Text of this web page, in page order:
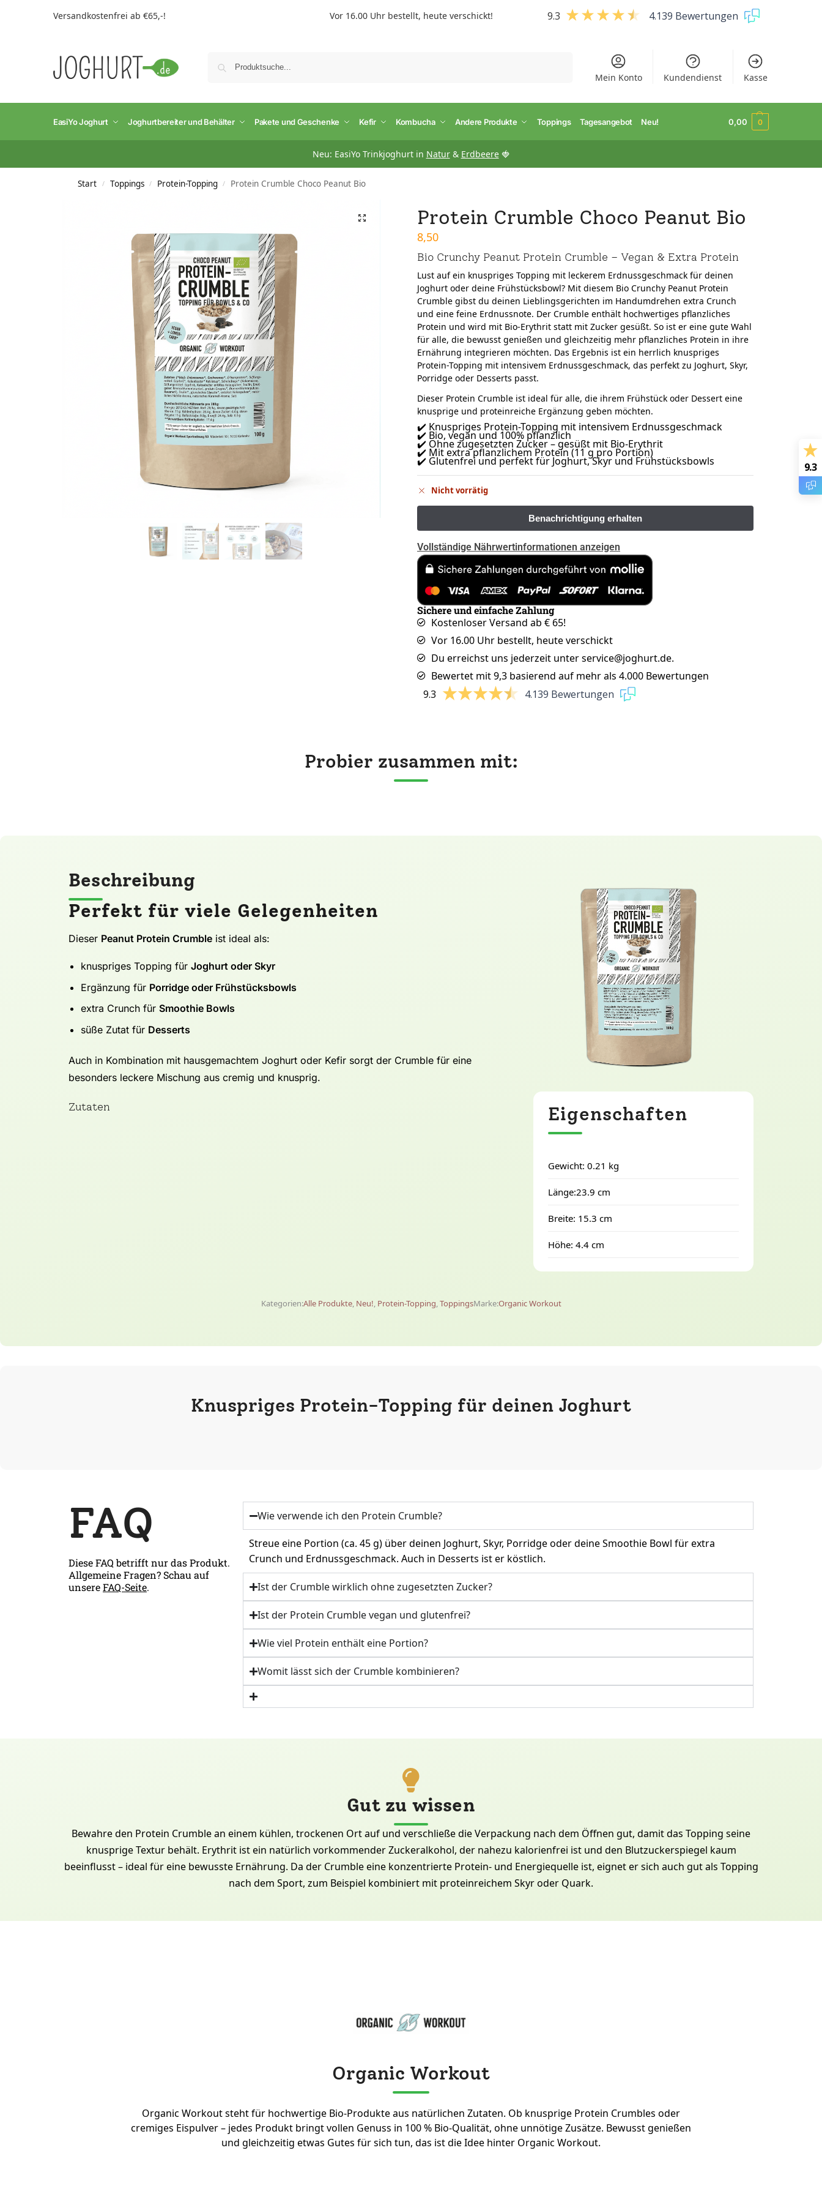
Versandkostenfrei ab €65,-! Vor 16.00 Uhr bestellt, heute verschickt! 9.3 4.139 Bewertungen
Mein Konto Kundendienst Kasse
EasiYo Joghurt Joghurtbereiter und Behälter Pakete und Geschenke Kefir Kombucha Andere Produkte Toppings Tagesangebot Neu! 0,00 0
Neu: EasiYo Trinkjoghurt in Natur& Erdbeere🍓
Start / Toppings / Protein-Topping / Protein Crumble Choco Peanut Bio
Protein Crumble Choco Peanut Bio
8,50
Bio Crunchy Peanut Protein Crumble – Vegan & Extra Protein
Lust auf ein knuspriges Topping mit leckerem Erdnussgeschmack für deinen
Joghurt oder deine Frühstücksbowl? Mit diesem Bio Crunchy Peanut Protein
Crumble gibst du deinen Lieblingsgerichten im Handumdrehen extra Crunch
und eine feine Erdnussnote. Der Crumble enthält hochwertiges pflanzliches
Protein und wird mit Bio-Erythrit statt mit Zucker gesüßt. So ist er eine gute Wahl
für alle, die bewusst genießen und gleichzeitig mehr pflanzliches Protein in ihre
Ernährung integrieren möchten. Das Ergebnis ist ein herrlich knuspriges
Protein-Topping mit intensivem Erdnussgeschmack, das perfekt zu Joghurt, Skyr,
Porridge oder Desserts passt.
Dieser Protein Crumble ist ideal für alle, die ihrem Frühstück oder Dessert eine
knusprige und proteinreiche Ergänzung geben möchten.
✔️ Knuspriges Protein-Topping mit intensivem Erdnussgeschmack
✔️ Bio, vegan und 100% pflanzlich
✔️ Ohne zugesetzten Zucker – gesüßt mit Bio-Erythrit
✔️ Mit extra pflanzlichem Protein (11 g pro Portion)
✔️ Glutenfrei und perfekt für Joghurt, Skyr und Frühstücksbowls
Nicht vorrätig
Vollständige Nährwertinformationen anzeigen
Sichere und einfache Zahlung
Kostenloser Versand ab € 65!
Vor 16.00 Uhr bestellt, heute verschickt
Du erreichst uns jederzeit unter service@joghurt.de.
Bewertet mit 9,3 basierend auf mehr als 4.000 Bewertungen
9.3
4.139 Bewertungen
Probier zusammen mit:
Beschreibung
Perfekt für viele Gelegenheiten
Dieser Peanut Protein Crumble ist ideal als:
knuspriges Topping für Joghurt oder Skyr
Ergänzung für Porridge oder Frühstücksbowls
extra Crunch für Smoothie Bowls
süße Zutat für Desserts
Auch in Kombination mit hausgemachtem Joghurt oder Kefir sorgt der Crumble für eine
besonders leckere Mischung aus cremig und knusprig.
Zutaten Eigenschaften
Gewicht: 0.21 kg
Länge:23.9 cm
Breite: 15.3 cm
Höhe: 4.4 cm
Kategorien:Alle Produkte, Neu!, Protein-Topping,ToppingsMarke:Organic Workout
Knuspriges Protein-Topping für deinen Joghurt
FAQ
Diese FAQ betrifft nur das Produkt.
Allgemeine Fragen? Schau auf
unsereFAQ-Seite.
Wie verwende ich den Protein Crumble?
Streue eine Portion (ca. 45 g) über deinen Joghurt, Skyr, Porridge oder deine Smoothie Bowl für extra
Crunch und Erdnussgeschmack. Auch in Desserts ist er köstlich.
Ist der Crumble wirklich ohne zugesetzten Zucker?
Ist der Protein Crumble vegan und glutenfrei?
Wie viel Protein enthält eine Portion?
Womit lässt sich der Crumble kombinieren?
Gut zu wissen
Bewahre den Protein Crumble an einem kühlen, trockenen Ort auf und verschließe die Verpackung nach dem Öffnen gut, damit das Topping seine
knusprige Textur behält. Erythrit ist ein natürlich vorkommender Zuckeralkohol, der nahezu kalorienfrei ist und den Blutzuckerspiegel kaum
beeinflusst – ideal für eine bewusste Ernährung. Da der Crumble eine konzentrierte Protein- und Energiequelle ist, eignet er sich auch gut als Topping
nach dem Sport, zum Beispiel kombiniert mit proteinreichem Skyr oder Quark.
Organic Workout
Organic Workout steht für hochwertige Bio-Produkte aus natürlichen Zutaten. Ob knusprige Protein Crumbles oder
cremiges Eispulver – jedes Produkt bringt vollen Genuss in 100 % Bio-Qualität, ohne unnötige Zusätze. Bewusst genießen
und gleichzeitig etwas Gutes für sich tun, das ist die Idee hinter Organic Workout.
9.3